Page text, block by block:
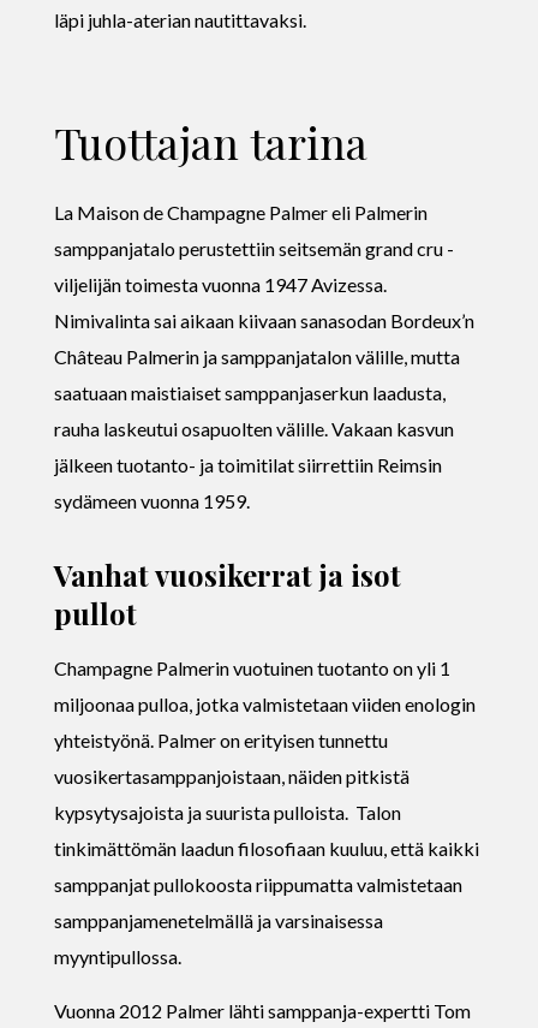
läpi juhla-aterian nautittavaksi.
Tuottajan tarina
La Maison de Champagne Palmer eli Palmerin
samppanjatalo perustettiin seitsemän grand cru -
viljelijän toimesta vuonna 1947 Avizessa.
Nimivalinta sai aikaan kiivaan sanasodan Bordeux’n
Château Palmerin ja samppanjatalon välille, mutta
saatuaan maistiaiset samppanjaserkun laadusta,
rauha laskeutui osapuolten välille. Vakaan kasvun
jälkeen tuotanto- ja toimitilat siirrettiin Reimsin
sydämeen vuonna 1959.
Vanhat vuosikerrat ja isot
pullot
Champagne Palmerin vuotuinen tuotanto on yli 1
miljoonaa pulloa, jotka valmistetaan viiden enologin
yhteistyönä. Palmer on erityisen tunnettu
vuosikertasamppanjoistaan, näiden pitkistä
kypsytysajoista ja suurista pulloista. Talon
tinkimättömän laadun filosofiaan kuuluu, että kaikki
samppanjat pullokoosta riippumatta valmistetaan
samppanjamenetelmällä ja varsinaisessa
myyntipullossa.
Vuonna 2012 Palmer lähti samppanja-expertti Tom